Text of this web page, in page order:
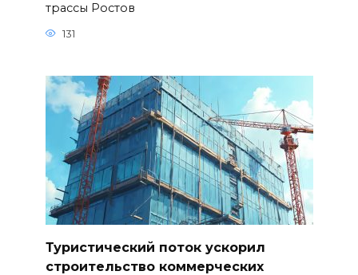
трассы Ростов
131
Туристический поток ускорил
строительство коммерческих